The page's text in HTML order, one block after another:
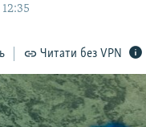
Читати без VPN